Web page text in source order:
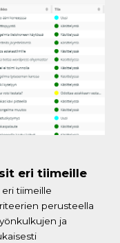
eri tiimeille
tiimeille
perusteella
ja